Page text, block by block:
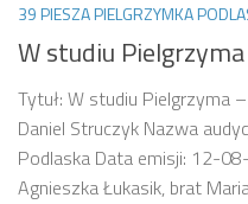
39 PIESZA PIELGRZYMKA
W studiu
Tytuł: W studiu Pielgrzyma
Daniel Struczyk Nazwa
Podlaska Data emisji: 12-
Agnieszka Łukasik, brat